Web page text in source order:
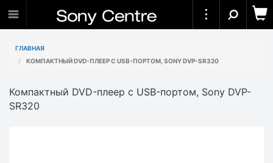
ГЛАВНАЯ
КОМПАКТНЫЙ DVD-ПЛЕЕР С USB-ПОРТОМ, SONY DVP-SR320
Компактный DVD-плеер с USB-портом, Sony DVP-
SR320